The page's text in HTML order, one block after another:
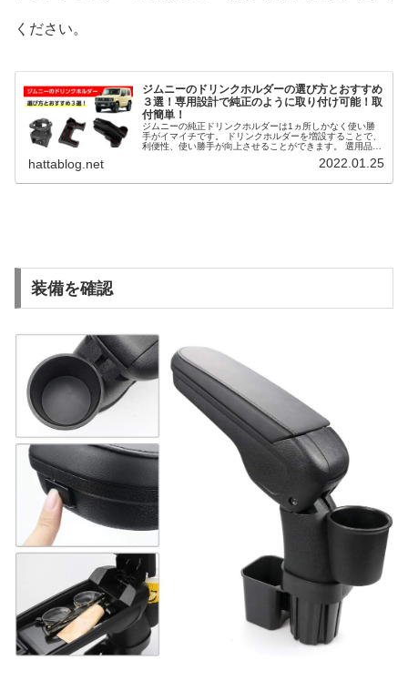
ください。
ジムニーのドリンクホルダーの選び方とおすすめ
３選！専用設計で純正のように取り付け可能！取
付簡単！
ジムニーの純正ドリンクホルダーは1ヵ所しかなく使い勝
手がイマイチです。 ドリンクホルダーを増設することで、
利便性、使い勝手が向上させることができます。 選用品が
違和感なく設置可能です。 そこで、ジムニーのドリンクホ
hattablog.net 2022.01.25
装備を確認